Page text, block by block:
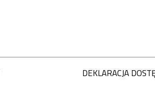
DEKLARACJA